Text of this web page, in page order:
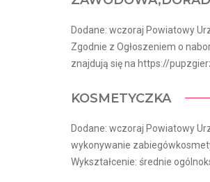
Dodane: wczoraj Powiatowy
Zgodnie z Ogłoszeniem o
znajdują się na https://
KOSMETYCZKA
Dodane: wczoraj Powiatowy
wykonywanie
Wykształcenie: średnie